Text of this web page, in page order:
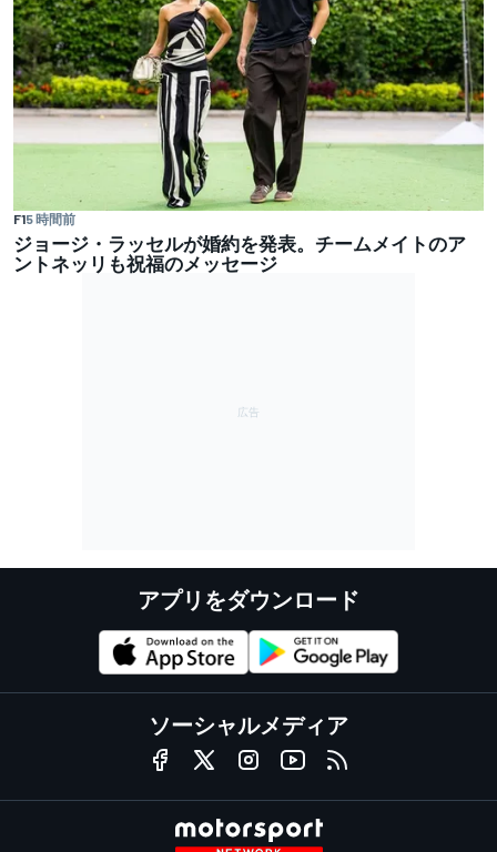
F15 時間前
ジョージ・ラッセルが婚約を発表。チームメイトのア
ントネッリも祝福のメッセージ
アプリをダウンロード
ソーシャルメディア